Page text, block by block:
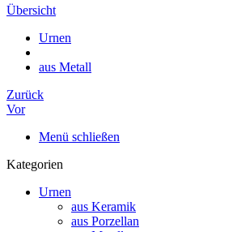
Übersicht
Urnen
aus Metall
Zurück
Vor
Menü schließen
Kategorien
Urnen
aus Keramik
aus Porzellan